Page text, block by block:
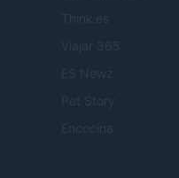
Think.es
Viajar 365
ES Newz
Pet Story
Encocina